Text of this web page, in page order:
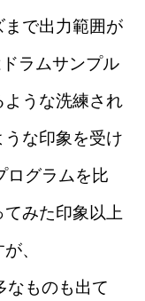
で出力範囲が
ラムサンプル
うな洗練され
な印象を受け
ログラムを比
みた印象以上
、
ものも出て